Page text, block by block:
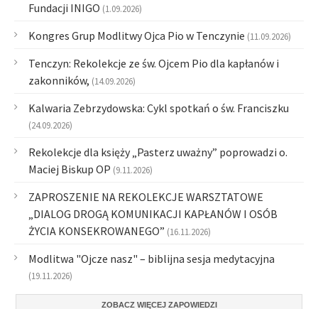
Fundacji INIGO (1.09.2026)
Kongres Grup Modlitwy Ojca Pio w Tenczynie (11.09.2026)
Tenczyn: Rekolekcje ze św. Ojcem Pio dla kapłanów i
zakonników, (14.09.2026)
Kalwaria Zebrzydowska: Cykl spotkań o św. Franciszku
(24.09.2026)
Rekolekcje dla księży „Pasterz uważny” poprowadzi o.
Maciej Biskup OP (9.11.2026)
ZAPROSZENIE NA REKOLEKCJE WARSZTATOWE
„DIALOG DROGĄ KOMUNIKACJI KAPŁANÓW I OSÓB
ŻYCIA KONSEKROWANEGO” (16.11.2026)
Modlitwa "Ojcze nasz" – biblijna sesja medytacyjna
(19.11.2026)
ZOBACZ WIĘCEJ ZAPOWIEDZI